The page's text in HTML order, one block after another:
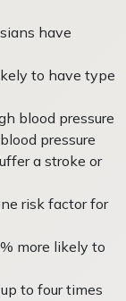
have
to have type
blood pressure
pressure
a stroke or
risk factor for
more likely to
to four times